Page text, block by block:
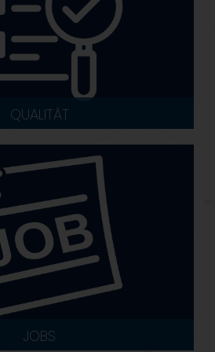
QUALITÄT
JOBS